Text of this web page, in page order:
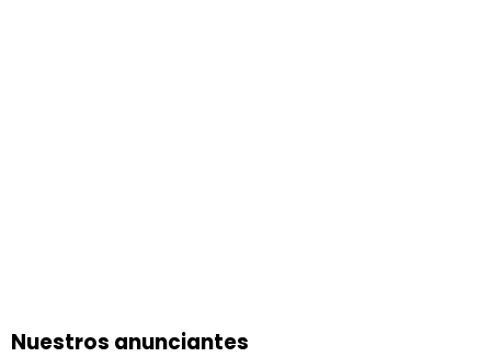
Nuestros anunciantes